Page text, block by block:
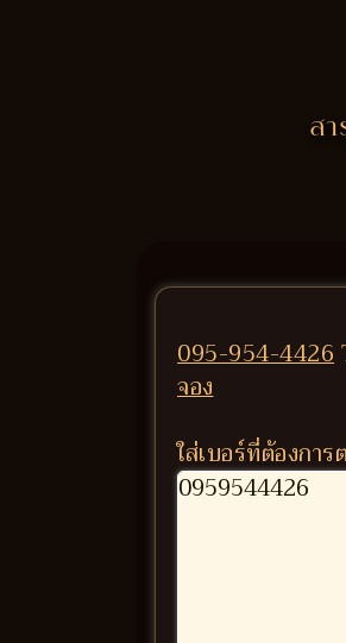
ส
095-954-4426
จอง
ใส่เบอร์ที่ต้องกา